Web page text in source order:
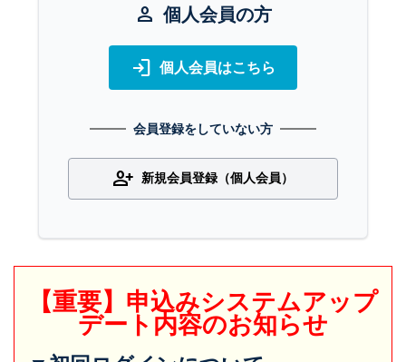
person 個人会員の方
login 個人会員はこちら
会員登録をしていない方
person_add 新規会員登録（個人会員）
【重要】申込みシステムアップ
デート内容のお知らせ